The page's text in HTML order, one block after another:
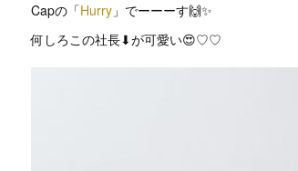
Capの「Hurry 」でーーーす🙌✨
何しろこの社長⬇︎が可愛い😍♡♡